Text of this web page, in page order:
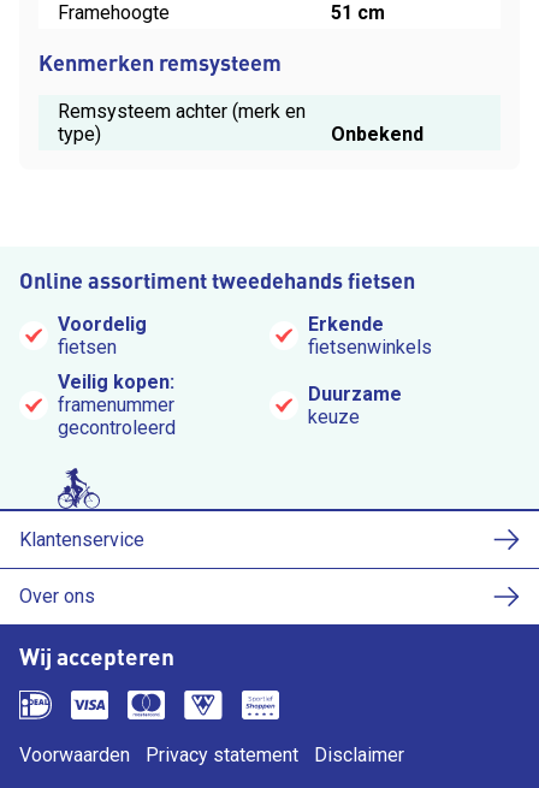
Framehoogte
51 cm
Kenmerken remsysteem
Remsysteem achter (merk en
type)
Onbekend
Online assortiment tweedehands fietsen
Voordelig
fietsen
Erkende
fietsenwinkels
Veilig kopen:
framenummer
gecontroleerd
Duurzame
keuze
Klantenservice
Over ons
Wij accepteren
Voorwaarden Privacy statement Disclaimer